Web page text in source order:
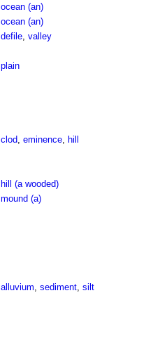
ocean (an)
ocean (an)
defile, valley
plain
clod, eminence, hill
hill (a wooded)
mound (a)
alluvium, sediment, silt